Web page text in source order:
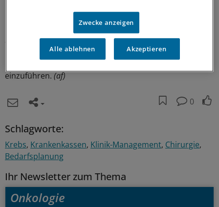
Mindestmengen seien ein auch von den Kliniken längst
anerkanntes Instrument der Qualitätssicherung, sagte
Baum. Grundsätzlich verweigerten sich die Kliniken aber
einzuführen.(af)
0
Schlagworte:
Krebs Krankenkassen Klinik-Management Chirurgie
Bedarfsplanung
Ihr Newsletter zum Thema
Onkologie
Zwecke anzeigen
Alle ablehnen Akzeptieren